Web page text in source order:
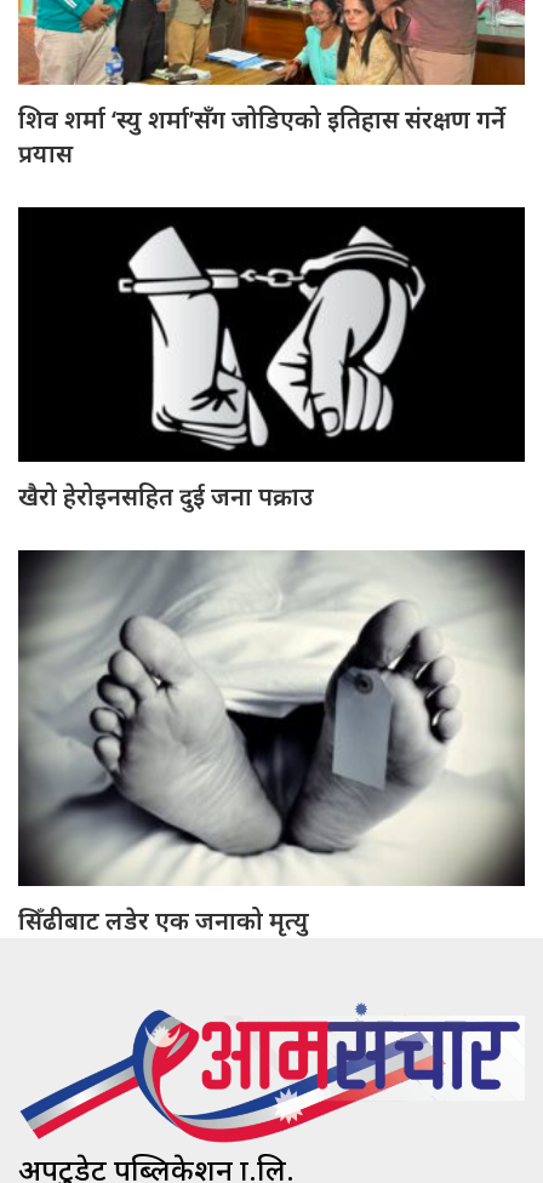
शिव शर्मा ‘स्यु शर्मा’सँग जोडिएको इतिहास संरक्षण गर्ने
प्रयास
खैरो हेरोइनसहित दुई जना पक्राउ
सिँढीबाट लडेर एक जनाको मृत्यु
अपटुडेट पब्लिकेशन प्रा.लि.